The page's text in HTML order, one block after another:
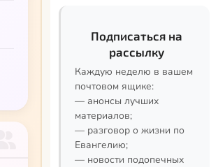
Подписаться на
рассылку
Каждую неделю в вашем
почтовом ящике:
— анонсы лучших
материалов;
— разговор о жизни по
Евангелию;
— новости подопечных